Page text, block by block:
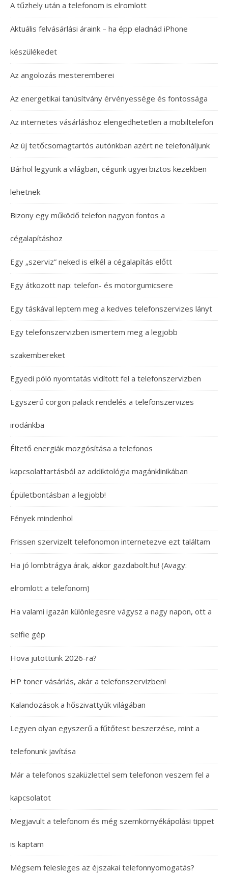
A tűzhely után a telefonom is elromlott
Aktuális felvásárlási áraink – ha épp eladnád iPhone
készülékedet
Az angolozás mesteremberei
Az energetikai tanúsítvány érvényessége és fontossága
Az internetes vásárláshoz elengedhetetlen a mobiltelefon
Az új tetőcsomagtartós autónkban azért ne telefonáljunk
Bárhol legyünk a világban, cégünk ügyei biztos kezekben
lehetnek
Bizony egy működő telefon nagyon fontos a
cégalapításhoz
Egy „szerviz” neked is elkél a cégalapítás előtt
Egy átkozott nap: telefon- és motorgumicsere
Egy táskával leptem meg a kedves telefonszervizes lányt
Egy telefonszervizben ismertem meg a legjobb
szakembereket
Egyedi póló nyomtatás vidított fel a telefonszervizben
Egyszerű corgon palack rendelés a telefonszervizes
irodánkba
Éltető energiák mozgósítása a telefonos
kapcsolattartásból az addiktológia magánklinikában
Épületbontásban a legjobb!
Fények mindenhol
Frissen szervizelt telefonomon internetezve ezt találtam
Ha jó lombtrágya árak, akkor gazdabolt.hu! (Avagy:
elromlott a telefonom)
Ha valami igazán különlegesre vágysz a nagy napon, ott a
selfie gép
Hova jutottunk 2026-ra?
HP toner vásárlás, akár a telefonszervizben!
Kalandozások a hőszivattyúk világában
Legyen olyan egyszerű a fűtőtest beszerzése, mint a
telefonunk javítása
Már a telefonos szaküzlettel sem telefonon veszem fel a
kapcsolatot
Megjavult a telefonom és még szemkörnyékápolási tippet
is kaptam
Mégsem felesleges az éjszakai telefonnyomogatás?